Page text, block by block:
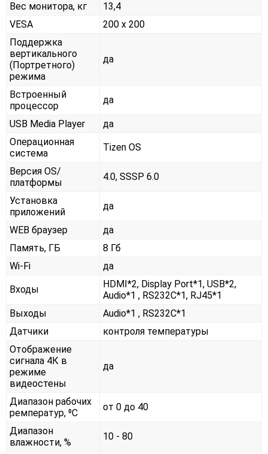
Вес монитора, кг
13,4
VESA
200 x 200
Поддержка
вертикального
(Портретного)
режима
да
Встроенный
процессор
да
USB Media Player
да
Операционная
система
Tizen OS
Версия OS/
платформы
4.0, SSSP 6.0
Установка
приложений
да
WEB браузер
да
Память, ГБ
8 Гб
Wi-Fi
да
Входы
HDMI*2, Display Port*1, USB*2,
Audio*1 , RS232С*1, RJ45*1
Выходы
Audio*1 , RS232С*1
Датчики
контроля температуры
Отображение
сигнала 4К в
режиме
видеостены
да
Диапазон рабочих
ремператур, ⁰С
от 0 до 40
Диапазон
влажности, %
10 - 80